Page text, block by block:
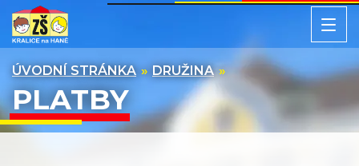
ÚVODNÍ STRÁNKA DRUŽINA
PLATBY